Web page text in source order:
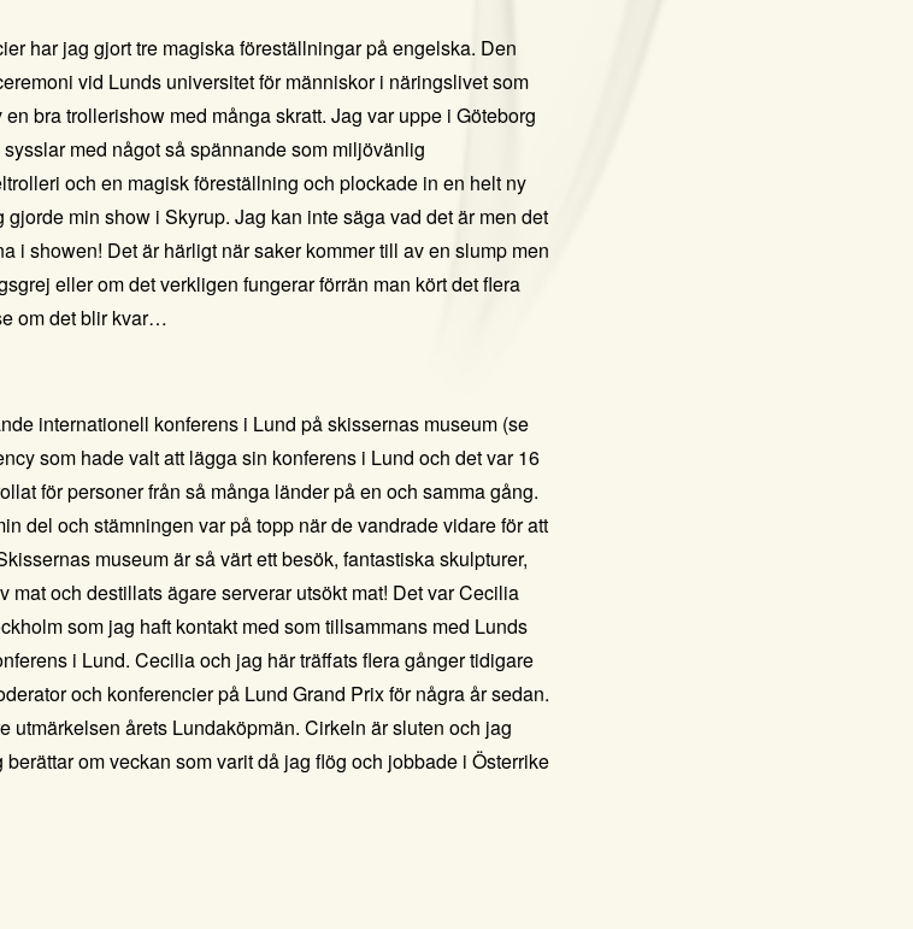
har jag gjort tre magiska föreställningar på engelska. Den
vid Lunds universitet för människor i näringslivet som
bra trollerishow med många skratt. Jag var uppe i Göteborg
sysslar med något så spännande som miljövänlig
och en magisk föreställning och plockade in en helt ny
min show i Skyrup. Jag kan inte säga vad det är men det
i showen! Det är härligt när saker kommer till av en slump men
eller om det verkligen fungerar förrän man kört det flera
om det blir kvar…
internationell konferens i Lund på skissernas museum (se
som hade valt att lägga sin konferens i Lund och det var 16
för personer från så många länder på en och samma gång.
del och stämningen var på topp när de vandrade vidare för att
museumär så värt ett besök, fantastiska skulpturer,
mat och destillats ägare serverar utsökt mat! Det var Cecilia
som jag haft kontakt med som tillsammans med Lunds
i Lund. Cecilia och jag här träffats flera gånger tidigare
och konferencier på Lund Grand Prix för några år sedan.
utmärkelsen årets Lundaköpmän. Cirkeln är sluten och jag
om veckan som varit då jag flög och jobbade i Österrike